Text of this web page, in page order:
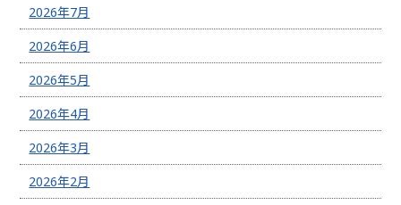
2026年7月
2026年6月
2026年5月
2026年4月
2026年3月
2026年2月